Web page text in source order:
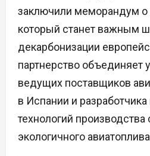
заключили меморандум о
который станет важным
декарбонизации
партнерство объединяет
ведущих поставщиков
в Испании и
технологий производства
экологичного